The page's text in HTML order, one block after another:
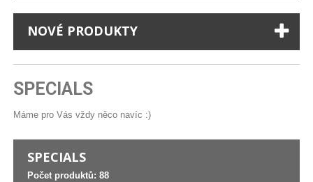
NOVÉ PRODUKTY
SPECIALS
Máme pro Vás vždy něco navíc :)
SPECIALS
Počet produktů: 88